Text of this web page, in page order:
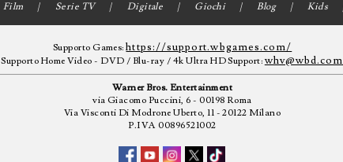
Film Serie TV Digitale Giochi Blog Kids
Supporto Games:https://support.wbgames.com/
Supporto Home Video - DVD / Blu-ray / 4k Ultra HD Support:whv@wbd.com
Warner Bros. Entertainment
via Giacomo Puccini, 6 - 00198 Roma
Via Visconti Di Modrone Uberto, 11 - 20122 Milano
P.IVA 00896521002